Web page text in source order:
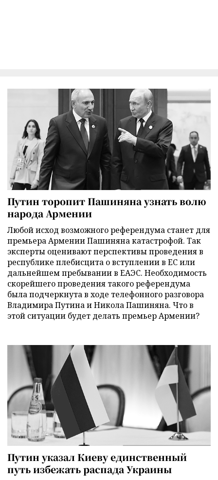
Путин торопит Пашиняна узнать волю
народа Армении
Любой исход возможного референдума станет для
премьера Армении Пашиняна катастрофой. Так
эксперты оценивают перспективы проведения в
республике плебисцита о вступлении в ЕС или
дальнейшем пребывании в ЕАЭС. Необходимость
скорейшего проведения такого референдума
была подчеркнута в ходе телефонного разговора
Владимира Путина и Никола Пашиняна. Что в
этой ситуации будет делать премьер Армении?
Путин указал Киеву единственный
путь избежать распада Украины